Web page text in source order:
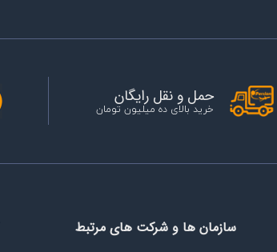
حمل و نقل رایگان
خرید بالای ده میلیون تومان
سازمان ها و شرکت های مرتبط